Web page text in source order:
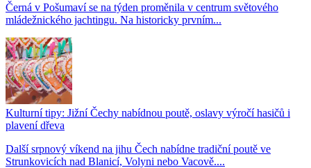
Černá v Pošumaví se na týden proměnila v centrum světového
mládežnického jachtingu. Na historicky prvním...
Kulturní tipy: Jižní Čechy nabídnou poutě, oslavy výročí hasičů i
plavení dřeva
Další srpnový víkend na jihu Čech nabídne tradiční poutě ve
Strunkovicích nad Blanicí, Volyni nebo Vacově....